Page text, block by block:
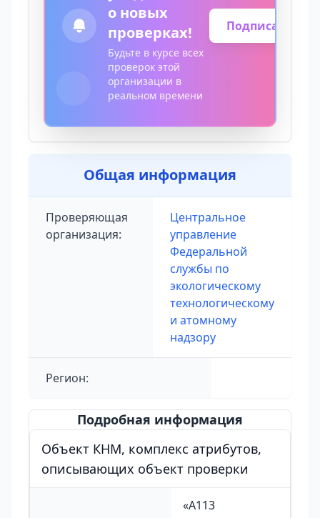
о новых
проверках!
Будьте в курсе всех
проверок этой
организации в
реальном времени
Подписаться
Общая информация
Проверяющая
организация:
Центральное
управление
Федеральной
службы по
экологическому
технологическому
и атомному
надзору
Регион:
Подробная информация
Объект КНМ, комплекс атрибутов,
описывающих объект проверки
«А113